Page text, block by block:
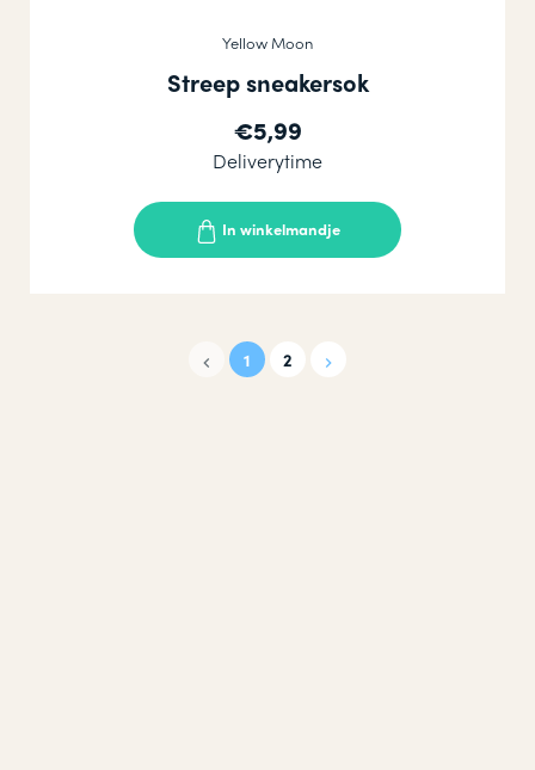
Yellow Moon
Streep sneakersok
€5,99
Deliverytime
In winkelmandje
1 2